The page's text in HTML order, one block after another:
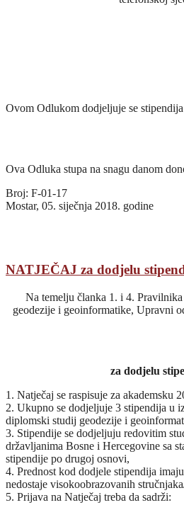
Ovom Odlukom dodjeljuje se
Ova Odluka stupa na snagu danom
Broj: F-01-17
Mostar, 05. siječnja 2018. godine
NATJEČAJ za dodjelu
Na temelju članka 1. i 4.
geodezije i geoinformatike, Upravni
za dodjelu
1. Natječaj se raspisuje za akademsku
2. Ukupno se dodjeljuje 3 stipendija u
diplomski studij geodezije i
3. Stipendije se dodjeljuju redovitim
državljanima Bosne i Hercegovine sa
stipendije po drugoj osnovi,
4. Prednost kod dodjele stipendija
nedostaje visokoobrazovanih
5. Prijava na Natječaj treba da sadrži: